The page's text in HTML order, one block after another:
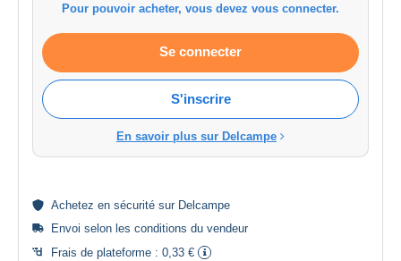
Pour pouvoir acheter, vous devez vous connecter.
Se connecter
S'inscrire
En savoir plus sur Delcampe
Achetez en sécurité sur Delcampe
Envoi selon les conditions du vendeur
Frais de plateforme : 0,33 €